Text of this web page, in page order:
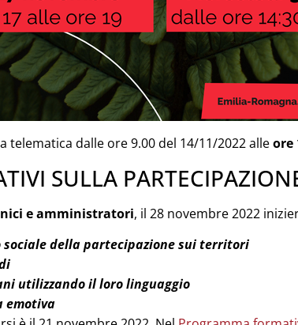
telematica dalle ore 9.00 del 14/11/2022 alleore
SULLA
e amministratori, il 28 novembre 2022
sociale della partecipazione sui territori
utilizzando il loro linguaggio
emotiva